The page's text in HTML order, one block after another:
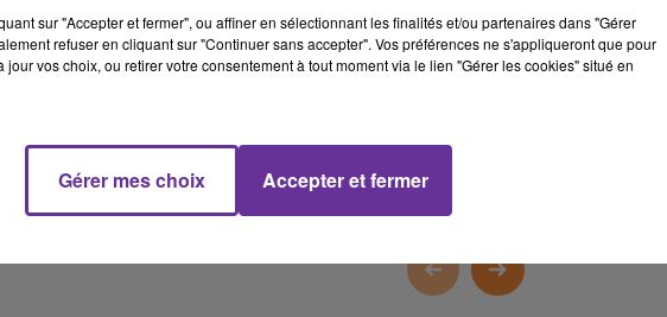
8 min 6 sec
sur "Accepter et fermer", ou affiner en sélectionnant les finalités et/ou partenaires dans "Gérer
refuser en cliquant sur "Continuer sans accepter". Vos préférences ne s'appliqueront que pour
jour vos choix, ou retirer votre consentement à tout moment via le lien "Gérer les cookies" situé en
Gérer mes choix Accepter et fermer